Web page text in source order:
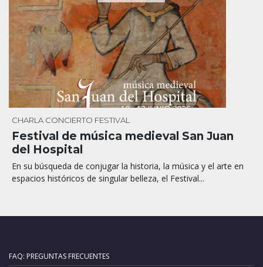
CHARLA CONCIERTO FESTIVAL
Festival de música medieval San Juan
del Hospital
En su búsqueda de conjugar la historia, la música y el arte en
espacios históricos de singular belleza, el Festival...
FAQ: PREGUNTAS FRECUENTES